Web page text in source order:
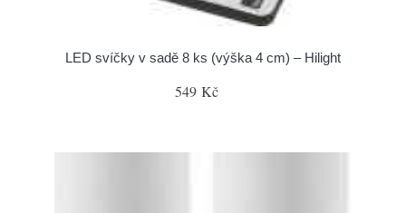
LED svíčky v sadě 8 ks (výška 4 cm) – Hilight
549 Kč